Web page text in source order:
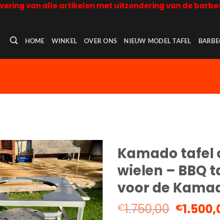
van alle artikelen met uitzondering van de
HOME WINKEL OVER ONS NIEUW MODEL TAFEL
Kamado tafel
wielen – BBQ
voor de
€1.750,00 €